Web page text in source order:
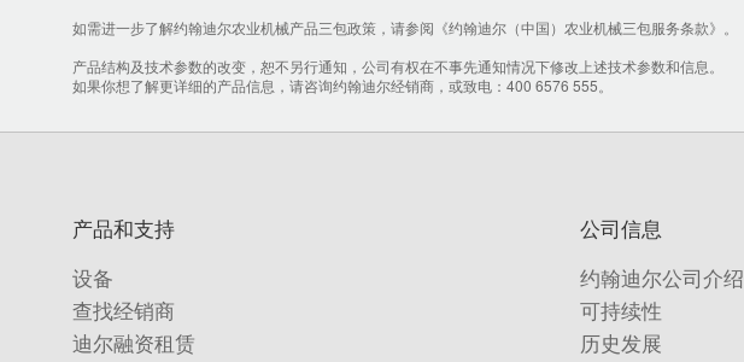
如需进一步了解约翰迪尔农业机械产品三包政策，请参阅《约翰迪尔（中国）农业机械三包服务条款》。
产品结构及技术参数的改变，恕不另行通知，公司有权在不事先通知情况下修改上述技术参数和信息。
如果你想了解更详细的产品信息，请咨询约翰迪尔经销商，或致电：400 6576 555。
产品和支持
设备
查找经销商
迪尔融资租赁
公司信息
约翰迪尔公司介绍
可持续性
历史发展